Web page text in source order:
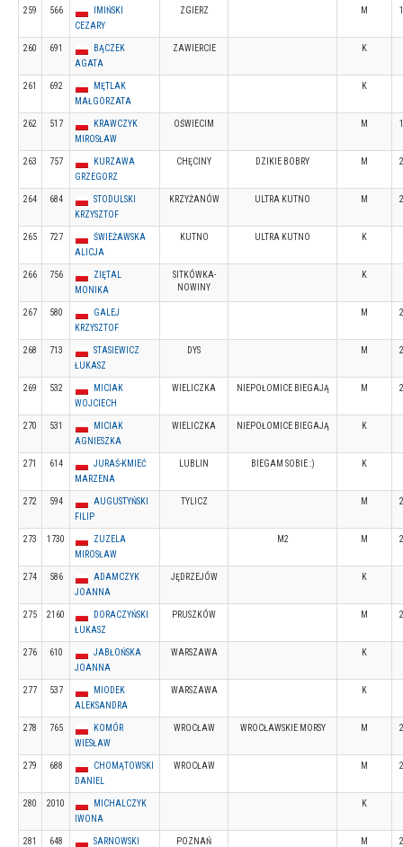
259 566
IMIŃSKI
CEZARY
ZGIERZ M
260 691
BĄCZEK
AGATA
ZAWIERCIE K
261 692
MĘTLAK
MAŁGORZATA
K
262 517
KRAWCZYK
MIROSŁAW
OŚWIECIM M
263 757
KURZAWA
GRZEGORZ
CHĘCINY DZIKIE BOBRY M
264 684
STODULSKI
KRZYSZTOF
KRZYŻANÓW ULTRA KUTNO M
265 727
ŚWIEŻAWSKA
ALICJA
KUTNO ULTRA KUTNO K
266 756
ZIĘTAL
MONIKA
SITKÓWKA-
NOWINY
K
267 580
GALEJ
KRZYSZTOF
M
268 713
STASIEWICZ
ŁUKASZ
DYS M
269 532
MICIAK
WOJCIECH
WIELICZKA NIEPOŁOMICE BIEGAJĄ M
270 531
MICIAK
AGNIESZKA
WIELICZKA NIEPOŁOMICE BIEGAJĄ K
271 614
JURAŚ-KMIEĆ
MARZENA
LUBLIN BIEGAM SOBIE :) K
272 594
AUGUSTYŃSKI
FILIP
TYLICZ M
273 1730
ZUZELA
MIROSŁAW
M2 M
274 586
ADAMCZYK
JOANNA
JĘDRZEJÓW K
275 2160
DORACZYŃSKI
ŁUKASZ
PRUSZKÓW M
276 610
JABŁOŃSKA
JOANNA
WARSZAWA K
277 537
MIODEK
ALEKSANDRA
WARSZAWA K
278 765
KOMÓR
WIESŁAW
WROCŁAW WROCŁAWSKIE MORSY M
279 688
CHOMĄTOWSKI
DANIEL
WROCŁAW M
280 2010
MICHALCZYK
IWONA
K
281 648
SARNOWSKI
POZNAŃ M